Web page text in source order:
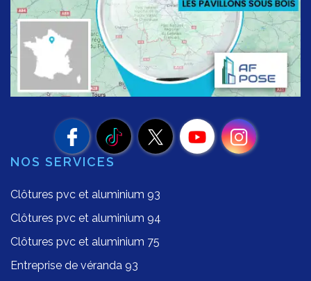
NOS SERVICES
Clôtures pvc et aluminium 93
Clôtures pvc et aluminium 94
Clôtures pvc et aluminium 75
Entreprise de véranda 93